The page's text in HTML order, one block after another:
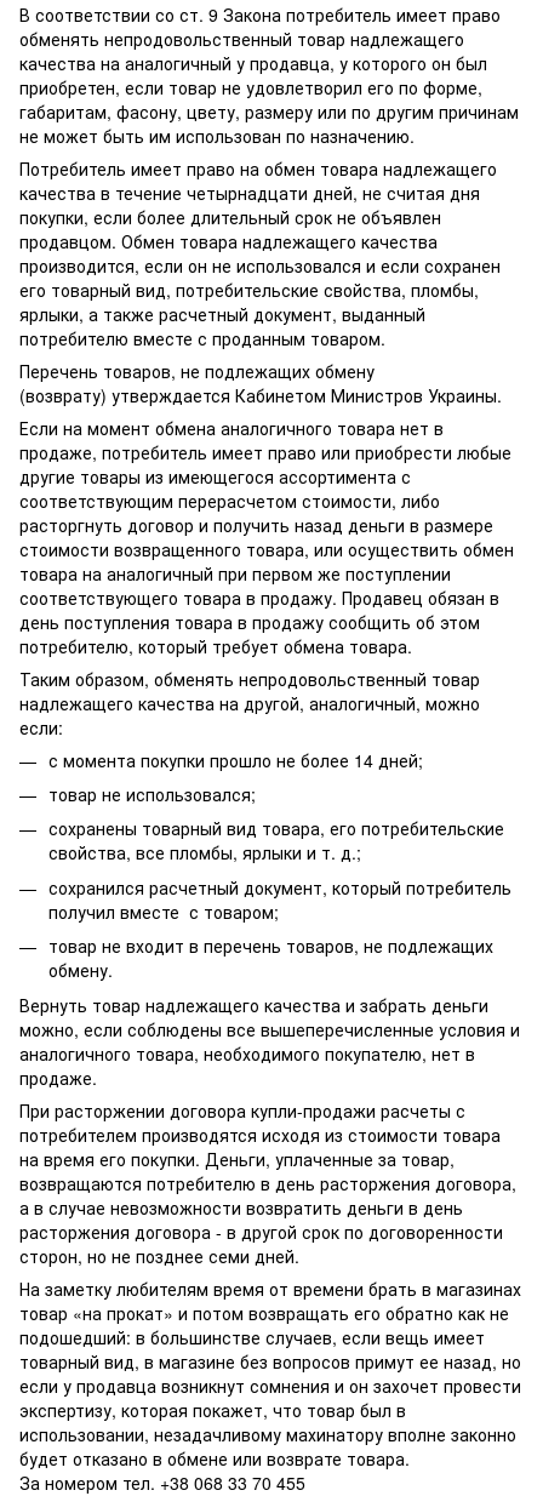
В соответствии со ст. 9 Закона потребитель имеет право
обменять непродовольственный товар надлежащего
качества на аналогичный у продавца, у которого он был
приобретен, если товар не удовлетворил его по форме,
габаритам, фасону, цвету, размеру или по другим причинам
не может быть им использован по назначению.
Потребитель имеет право на обмен товара надлежащего
качества в течение четырнадцати дней, не считая дня
покупки, если более длительный срок не объявлен
продавцом. Обмен товара надлежащего качества
производится, если он не использовался и если сохранен
его товарный вид, потребительские свойства, пломбы,
ярлыки, а также расчетный документ, выданный
потребителю вместе с проданным товаром.
Перечень товаров, не подлежащих обмену
(возврату) утверждается Кабинетом Министров Украины.
Если на момент обмена аналогичного товара нет в
продаже, потребитель имеет право или приобрести любые
другие товары из имеющегося ассортимента с
соответствующим перерасчетом стоимости, либо
расторгнуть договор и получить назад деньги в размере
стоимости возвращенного товара, или осуществить обмен
товара на аналогичный при первом же поступлении
соответствующего товара в продажу. Продавец обязан в
день поступления товара в продажу сообщить об этом
потребителю, который требует обмена товара.
Таким образом, обменять непродовольственный товар
надлежащего качества на другой, аналогичный, можно
если:
с момента покупки прошло не более 14 дней;
товар не использовался;
сохранены товарный вид товара, его потребительские
свойства, все пломбы, ярлыки и т. д.;
сохранился расчетный документ, который потребитель
получил вместе с товаром;
товар не входит в перечень товаров, не подлежащих
обмену.
Вернуть товар надлежащего качества и забрать деньги
можно, если соблюдены все вышеперечисленные условия и
аналогичного товара, необходимого покупателю, нет в
продаже.
При расторжении договора купли-продажи расчеты с
потребителем производятся исходя из стоимости товара
на время его покупки. Деньги, уплаченные за товар,
возвращаются потребителю в день расторжения договора,
а в случае невозможности возвратить деньги в день
расторжения договора - в другой срок по договоренности
сторон, но не позднее семи дней.
На заметку любителям время от времени брать в магазинах
товар «на прокат» и потом возвращать его обратно как не
подошедший: в большинстве случаев, если вещь имеет
товарный вид, в магазине без вопросов примут ее назад, но
если у продавца возникнут сомнения и он захочет провести
экспертизу, которая покажет, что товар был в
использовании, незадачливому махинатору вполне законно
будет отказано в обмене или возврате товара.
За номером тел. +38 068 33 70 455